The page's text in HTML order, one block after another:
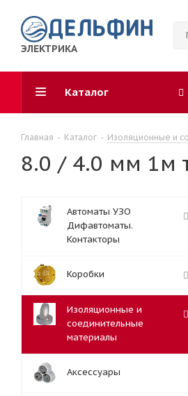
ЭЛЕКТРИКА
Каталог
Главная - Каталог - Изоляционные и
8.0 / 4.0 мм 1м
Автоматы УЗО
Дифавтоматы.
Контакторы
Коробки
Изоляционные и
соединительные
материалы
Аксессуары